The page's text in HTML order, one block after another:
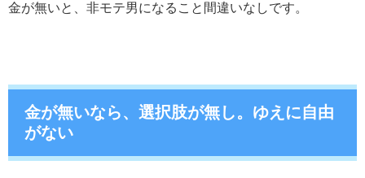
金が無いと、非モテ男になること間違いなしです。
金が無いなら、選択肢が無し。ゆえに自由
がない